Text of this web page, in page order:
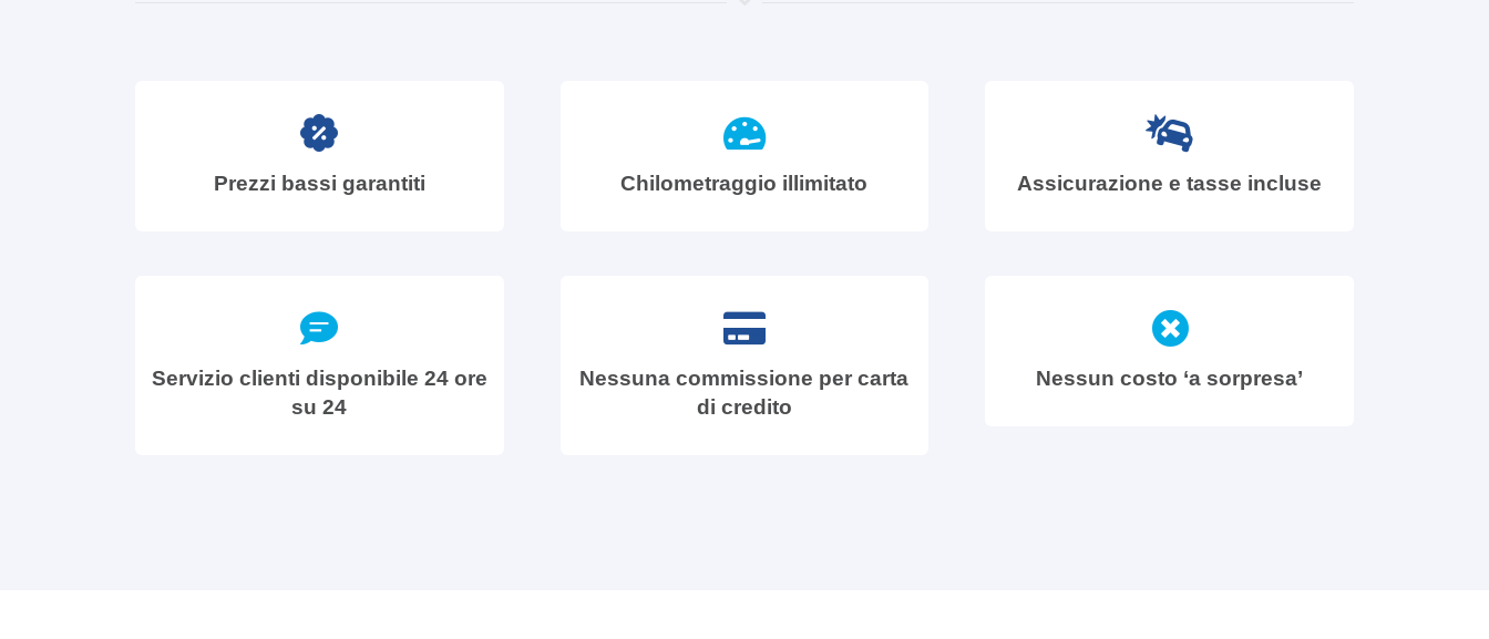
Prezzi bassi garantiti Chilometraggio illimitato Assicurazione e tasse incluse
Servizio clienti disponibile 24 ore
su 24
Nessuna commissione per carta
di credito
Nessun costo ‘a sorpresa’